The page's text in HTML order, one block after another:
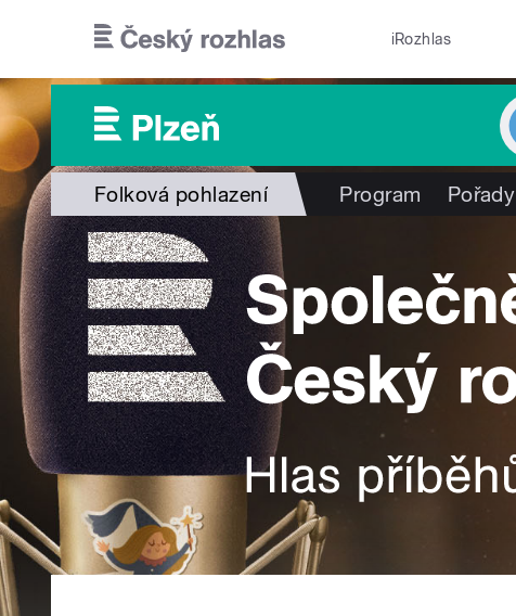
iRozhlas
Folková pohlazení Program Pořady